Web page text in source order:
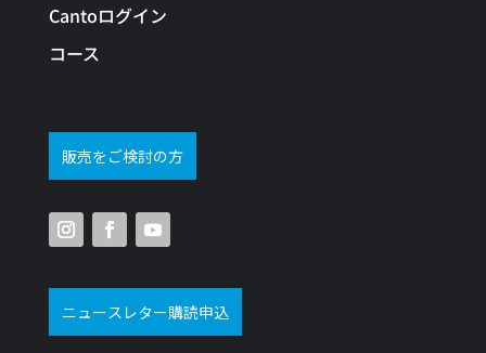
Cantoログイン
コース
販売をご検討の方
ニュースレター購読申込